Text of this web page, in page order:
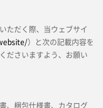
ただく際、当ウェブサイ
）と次の記載内容を
ださいますよう、お願い
、梱包仕様書、カタログ